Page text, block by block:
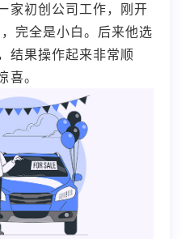
家初创公司工作，刚开
完全是小白。后来他选
结果操作起来非常顺
。